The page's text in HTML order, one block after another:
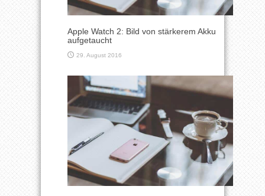
Apple Watch 2: Bild von stärkerem Akku
aufgetaucht
29. August 2016